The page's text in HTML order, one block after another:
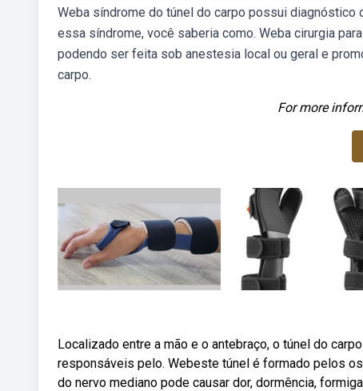
Weba síndrome do túnel do carpo possui
essa síndrome, você saberia como. Weba cirurgia
podendo ser feita sob anestesia local ou geral e
carpo.
For more
Localizado entre a mão e o antebraço, o túnel do
responsáveis pelo. Webeste túnel é formado pelos
do nervo mediano pode causar dor, dormência,